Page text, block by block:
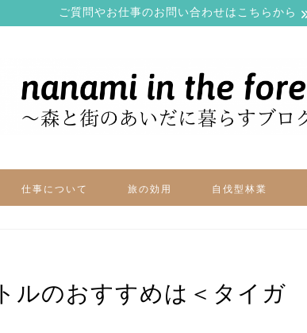
ご質問やお仕事のお問い合わせはこちらから
仕事について 旅の効用 自伐型林業
ルのおすすめは＜タイガ